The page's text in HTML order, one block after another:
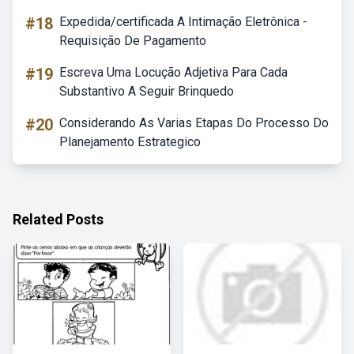
#18 Expedida/certificada A Intimação Eletrônica -
Requisição De Pagamento
#19 Escreva Uma Locução Adjetiva Para Cada
Substantivo A Seguir Brinquedo
#20 Considerando As Varias Etapas Do Processo Do
Planejamento Estrategico
Related Posts